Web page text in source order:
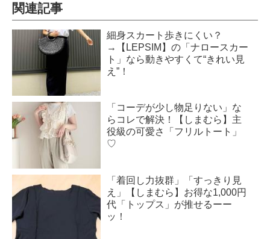
関連記事
細身スカート歩きにくい？
→【LEPSIM】の「ナロースカー
ト」なら動きやすくて“きれい見
え”！
「コーデが少し物足りない」な
らコレで解決！【しまむら】主
役級の可愛さ「フリルトート」
♡
「着回し力抜群」「すっきり見
え」【しまむら】お得な1,000円
代「トップス」が推せるーー
ッ！